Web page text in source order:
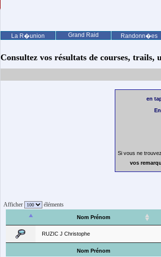
La R�union Grand Raid Randonn�es
Consultez vos résultats de courses, trails,
en
Si vous ne
vos
Afficher éléments
Nom Prénom
Nom Prénom
RUZIC J Christophe